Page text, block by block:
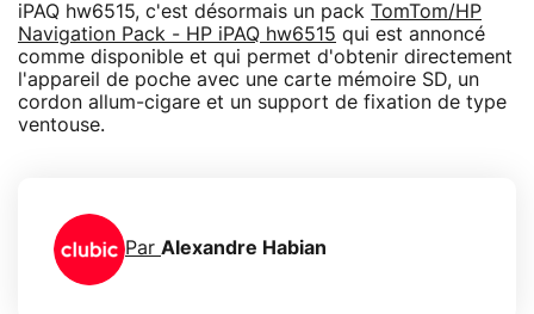
iPAQ hw6515, c'est désormais un pack TomTom/HP
Navigation Pack - HP iPAQ hw6515 qui est annoncé
comme disponible et qui permet d'obtenir directement
l'appareil de poche avec une carte mémoire SD, un
cordon allum-cigare et un support de fixation de type
ventouse.
Par Alexandre Habian